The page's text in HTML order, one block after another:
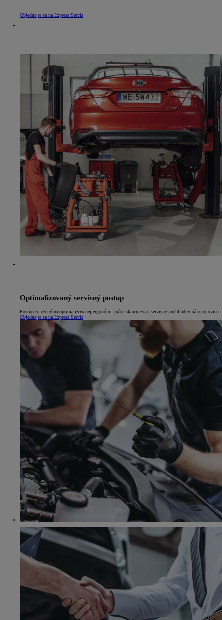
Objednajte sa na Express Servis
Optimalizovaný servisný postup
Postup založený na optimalizovanej ergonómii práce skracuje čas servisnej prehliadky až o polovicu.
Objednajte sa na Express Servis